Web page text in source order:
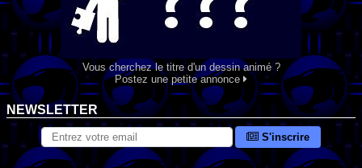
Vous cherchez le titre d'un dessin animé ?
Postez une petite annonce
NEWSLETTER
S'inscrire